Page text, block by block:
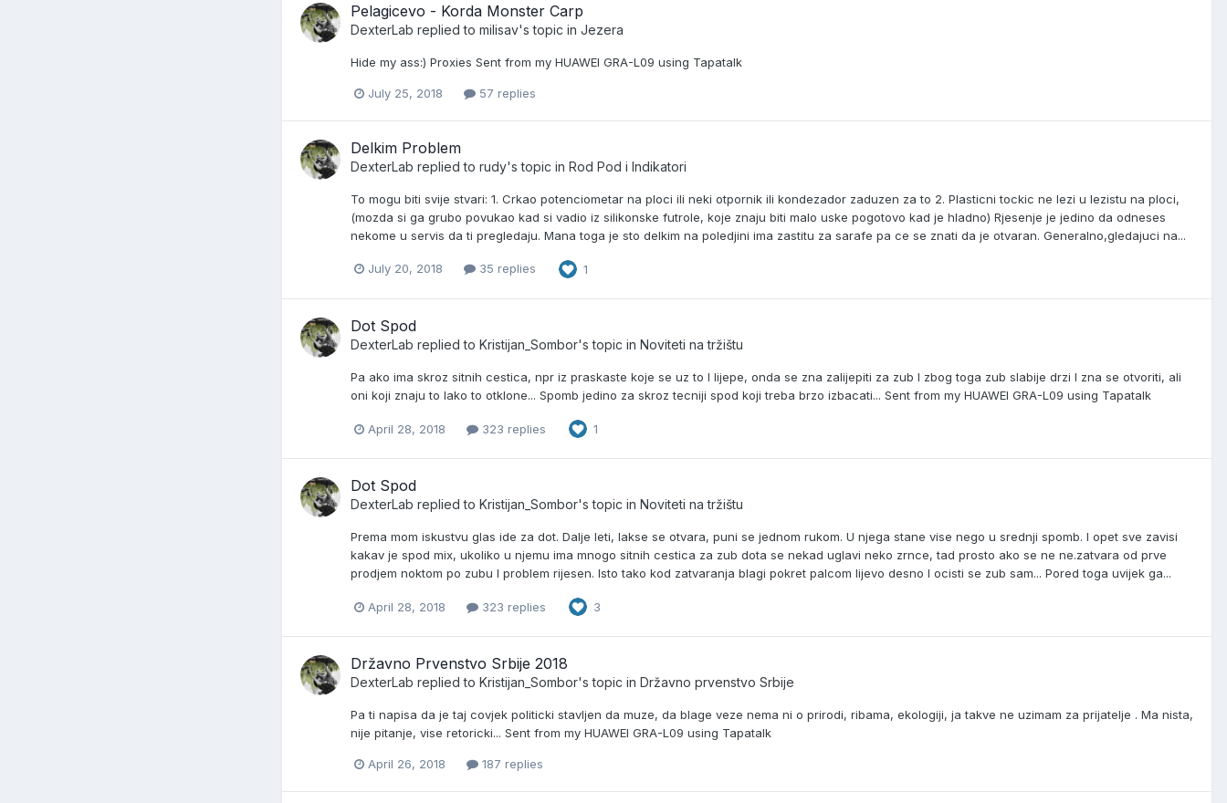
Pelagicevo - Korda Monster Carp
DexterLab replied to milisav's topic in Jezera
Hide my ass:) Proxies Sent from my HUAWEI GRA-L09 using Tapatalk
July 25, 2018 57 replies
Delkim Problem
DexterLab replied to rudy's topic in Rod Pod i Indikatori
To mogu biti svije stvari: 1. Crkao potenciometar na ploci ili neki otpornik ili kondezador zaduzen za to 2. Plasticni tockic ne lezi u lezistu na ploci,
(mozda si ga grubo povukao kad si vadio iz silikonske futrole, koje znaju biti malo uske pogotovo kad je hladno) Rjesenje je jedino da odneses
nekome u servis da ti pregledaju. Mana toga je sto delkim na poledjini ima zastitu za sarafe pa ce se znati da je otvaran. Generalno,gledajuci na...
July 20, 2018 35 replies 1
Dot Spod
DexterLab replied to Kristijan_Sombor's topic in Noviteti na tržištu
Pa ako ima skroz sitnih cestica, npr iz praskaste koje se uz to I lijepe, onda se zna zalijepiti za zub I zbog toga zub slabije drzi I zna se otvoriti, ali
oni koji znaju to lako to otklone... Spomb jedino za skroz tecniji spod koji treba brzo izbacati... Sent from my HUAWEI GRA-L09 using Tapatalk
April 28, 2018 323 replies 1
Dot Spod
DexterLab replied to Kristijan_Sombor's topic in Noviteti na tržištu
Prema mom iskustvu glas ide za dot. Dalje leti, lakse se otvara, puni se jednom rukom. U njega stane vise nego u srednji spomb. I opet sve zavisi
kakav je spod mix, ukoliko u njemu ima mnogo sitnih cestica za zub dota se nekad uglavi neko zrnce, tad prosto ako se ne ne.zatvara od prve
prodjem noktom po zubu I problem rijesen. Isto tako kod zatvaranja blagi pokret palcom lijevo desno I ocisti se zub sam... Pored toga uvijek ga...
April 28, 2018 323 replies 3
Državno Prvenstvo Srbije 2018
DexterLab replied to Kristijan_Sombor's topic in Državno prvenstvo Srbije
Pa ti napisa da je taj covjek politicki stavljen da muze, da blage veze nema ni o prirodi, ribama, ekologiji, ja takve ne uzimam za prijatelje . Ma nista,
nije pitanje, vise retoricki... Sent from my HUAWEI GRA-L09 using Tapatalk
April 26, 2018 187 replies